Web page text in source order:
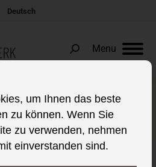
Deutsch
Menu
Search:
im
Logenstraße
um Ihnen das beste
zu können. Wenn Sie
zu verwenden, nehmen
einverstanden sind.